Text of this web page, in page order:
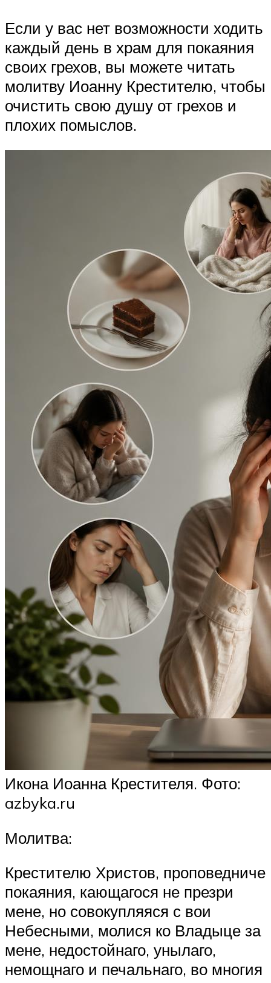
Если у вас нет возможности ходить
каждый день в храм для покаяния
своих грехов, вы можете читать
молитву Иоанну Крестителю, чтобы
очистить свою душу от грехов и
плохих помыслов.
Икона Иоанна Крестителя. Фото:
azbyka.ru
Молитва:
Крестителю Христов, проповедниче
покаяния, кающагося не презри
мене, но совокупляяся с вои
Небесными, молися ко Владыце за
мене, недостойнаго, унылаго,
немощнаго и печальнаго, во многия